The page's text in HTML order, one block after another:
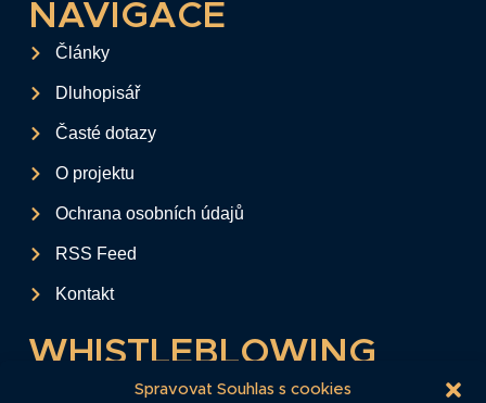
Spravovat Souhlas s cookies
NAVIGACE
Články
Dluhopisář
Časté dotazy
O projektu
Ochrana osobních údajů
RSS Feed
Kontakt
WHISTLEBLOWING
Tento formulář slouží k anonymnímu zaslání